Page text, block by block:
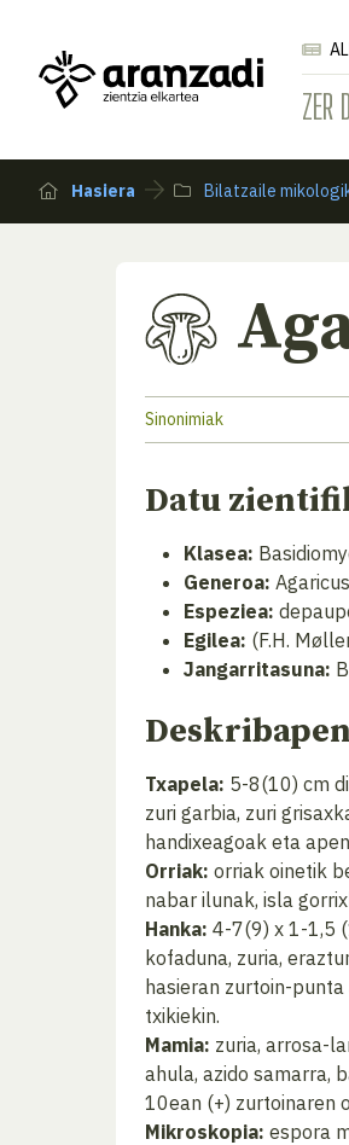
ZER
Hasiera Bilatzaile
Sinonimiak
Datu
Klasea:
Generoa: Agaricus
Espeziea:
Egilea: (F.H.
Jangarritasuna:
Txapela: 5-8(10) cm
zuri garbia, zuri
handixeagoak eta
Orriak: orriak oinetik
nabar ilunak, isla
Hanka: 4-7(9) x 1-1,5
kofaduna, zuria,
hasieran zurtoin-
txikiekin.
Mamia: zuria, arrosa-
ahula, azido samarra,
10ean (+) zurtoinaren
Mikroskopia: espora